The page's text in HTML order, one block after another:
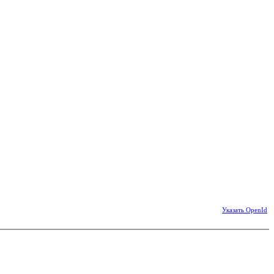
Указать OpenId